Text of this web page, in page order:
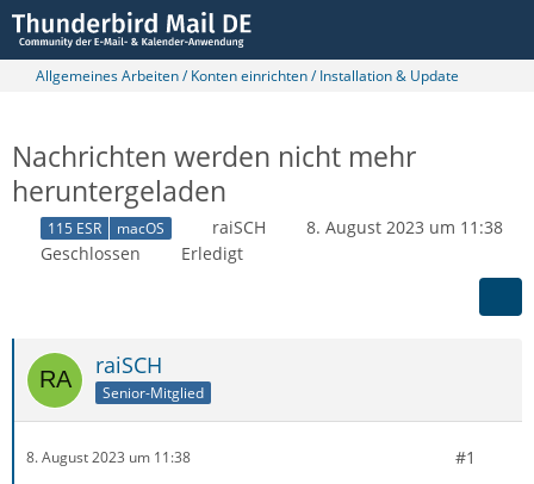
Allgemeines Arbeiten / Konten einrichten / Installation & Update
Nachrichten werden nicht mehr
heruntergeladen
115 ESR macOS raiSCH
8. August 2023 um 11:38
Geschlossen
Erledigt
raiSCH
Senior-Mitglied
8. August 2023 um 11:38 #1